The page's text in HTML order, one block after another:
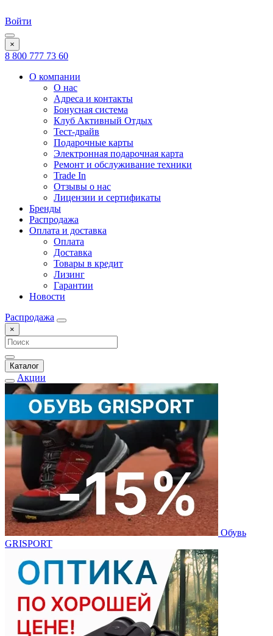
Войти
×
8 800 777 73 60
О компании
О нас
Адреса и контакты
Бонусная система
Клуб Активный Отдых
Тест-драйв
Подарочные карты
Электронная подарочная карта
Ремонт и обслуживание техники
Trade In
Отзывы о нас
Лицензии и сертификаты
Бренды
Распродажа
Оплата и доставка
Оплата
Доставка
Товары в кредит
Лизинг
Гарантии
Новости
Распродажа
×
Каталог
Акции
Обувь
GRISPORT